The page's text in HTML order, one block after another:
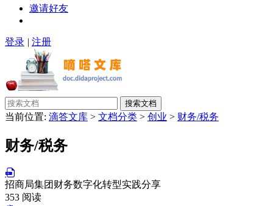
邀请好友
登录 | 注册
搜索文档
当前位置: 滴答文库 > 文档分类 > 创业 > 财务/税务
财务/税务
招商局集团财务数字化转型实践分享
353 阅读